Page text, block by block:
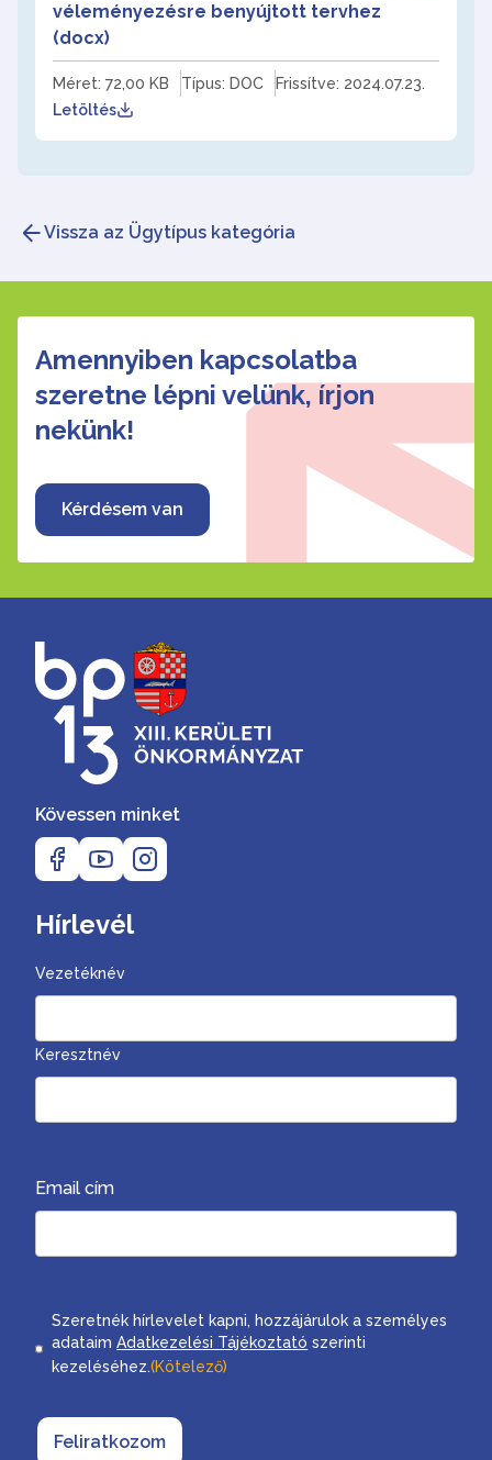
véleményezésre benyújtott tervhez
(docx)
Méret: 72,00 KB Típus: DOC
Frissítve: 2024.07.23.
Letöltés
Vissza az Ügytípus kategória
Amennyiben kapcsolatba
szeretne lépni velünk, írjon
nekünk!
Kérdésem van
Kövessen minket
Hírlevél
Vezetéknév
Keresztnév
Email cím
Consent
Szeretnék hírlevelet kapni, hozzájárulok a személyes
adataimAdatkezelési Tájékoztató szerinti
kezeléséhez.(Kötelező)
Feliratkozom